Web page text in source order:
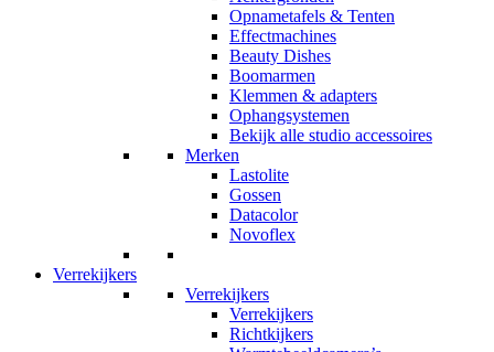
Opnametafels & Tenten
Effectmachines
Beauty Dishes
Boomarmen
Klemmen & adapters
Ophangsystemen
Bekijk alle studio accessoires
Merken
Lastolite
Gossen
Datacolor
Novoflex
Verrekijkers
Verrekijkers
Verrekijkers
Richtkijkers